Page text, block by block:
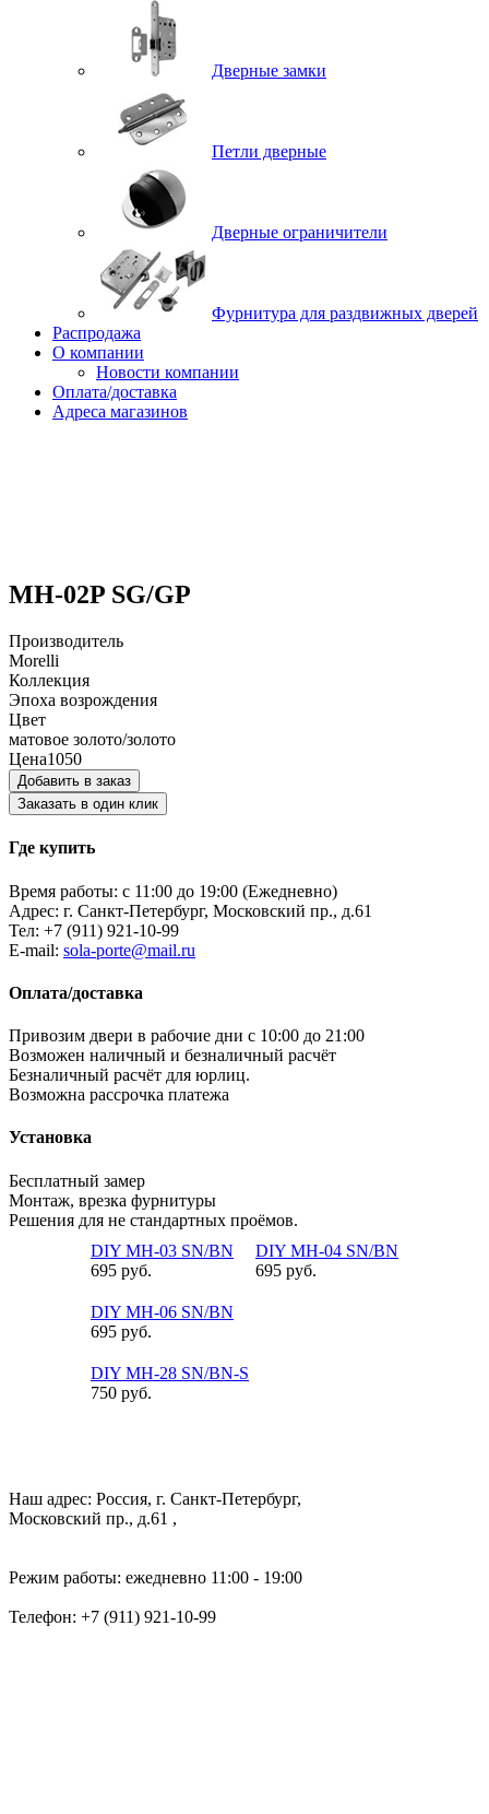
Дверные замки
Петли дверные
Дверные ограничители
Фурнитура для раздвижных дверей
Распродажа
О компании
Новости компании
Оплата/доставка
Адреса магазинов
MH-02P SG/GP
Производитель
Morelli
Коллекция
Эпоха возрождения
Цвет
матовое золото/золото
Цена1050
Добавить в заказ
Заказать в один клик
Где купить
Время работы: с 11:00 до 19:00 (Ежедневно)
Адрес: г. Санкт-Петербург, Московский пр., д.61
Тел: +7 (911) 921-10-99
E-mail: sola-porte@mail.ru
Оплата/доставка
Привозим двери в рабочие дни с 10:00 до 21:00
Возможен наличный и безналичный расчёт
Безналичный расчёт для юрлиц.
Возможна рассрочка платежа
Установка
Бесплатный замер
Монтаж, врезка фурнитуры
Решения для не стандартных проёмов.
DIY MH-03 SN/BN
695 руб.
DIY MH-04 SN/BN
695 руб.
DIY MH-06 SN/BN
695 руб.
DIY MH-28 SN/BN-S
750 руб.
Наш адрес: Россия, г. Санкт-Петербург,
Московский пр., д.61 ,
Режим работы: ежедневно 11:00 - 19:00
Телефон: +7 (911) 921-10-99